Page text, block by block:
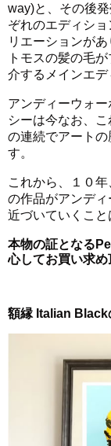
way)と、その後
ぞれのエディシ
リエーションが
トモスの髪の毛
介するメインエデ
アンディーウォ
シーは今なお、
の連続でアート
す。
これから、１０
の作品がアンデ
近づいていくこと
本物の証となる
心してお買い求め
額縁 Italian Black